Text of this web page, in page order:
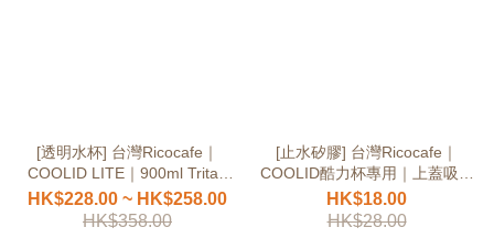
[透明水杯] 台灣Ricocafe｜
COOLID LITE｜900ml Tritan
大容量
HK$228.00 ~ HK$258.00
HK$358.00
[止水矽膠] 台灣Ricocafe｜
COOLID酷力杯專用｜上蓋吸管
止水圈
HK$18.00
HK$28.00